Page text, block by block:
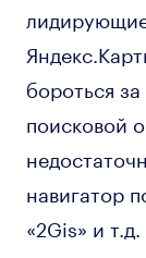
бороться
поисковой
навигатор
«2Gis» и т.д.